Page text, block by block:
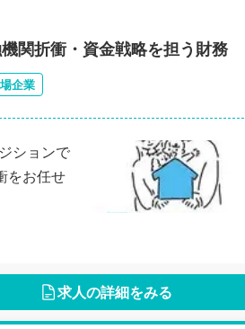
関折衝・資金戦略を担う財務
場企業
ションで
をお任せ
求人の詳細をみる